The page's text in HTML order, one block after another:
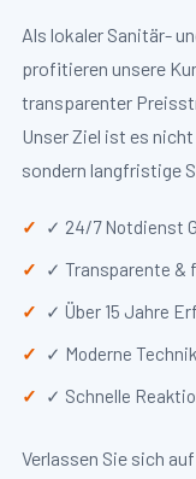
Als lokaler Sanitär-
profitieren unsere
transparenter
Unser Ziel ist es nicht
sondern langfristige
✓ 24/7 Notdienst
✓ Transparente &
✓ Über 15 Jahre
✓ Moderne
✓ Schnelle
Verlassen Sie sich